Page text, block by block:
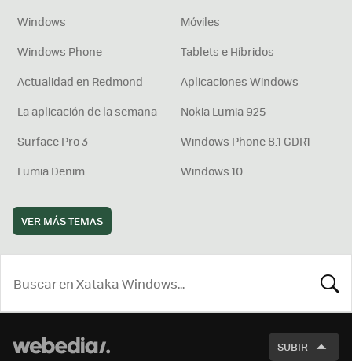
Windows
Móviles
Windows Phone
Tablets e Híbridos
Actualidad en Redmond
Aplicaciones Windows
La aplicación de la semana
Nokia Lumia 925
Surface Pro 3
Windows Phone 8.1 GDR1
Lumia Denim
Windows 10
VER MÁS TEMAS
SUBIR